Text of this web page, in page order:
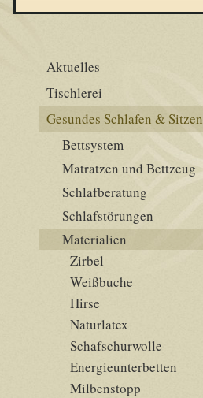
Aktuelles
Tischlerei
Gesundes Schlafen & Sitzen
Bettsystem
Matratzen und Bettzeug
Schlafberatung
Schlafstörungen
Materialien
Zirbel
Weißbuche
Hirse
Naturlatex
Schafschurwolle
Energieunterbetten
Milbenstopp